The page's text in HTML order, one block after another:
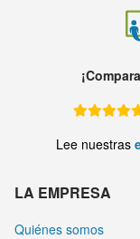
Lee nuestras
LA EMPRESA
Quiénes somos